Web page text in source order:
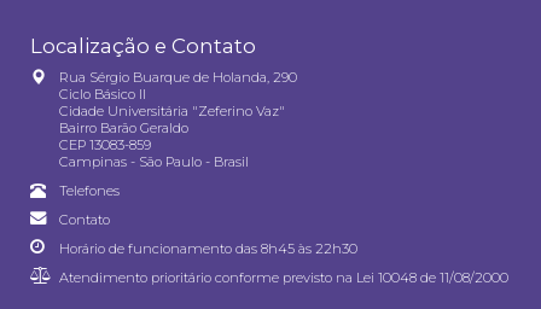
Localização e Contato
Rua Sérgio Buarque de Holanda, 290
Ciclo Básico II
Cidade Universitária "Zeferino Vaz"
Bairro Barão Geraldo
CEP 13083-859
Campinas - São Paulo - Brasil
Telefones
Contato
Horário de funcionamento das 8h45 às 22h30
Atendimento prioritário conforme previsto na Lei 10048 de 11/08/2000